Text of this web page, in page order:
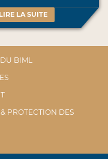
LIRE LA SUITE
BIML
PROTECTION DES